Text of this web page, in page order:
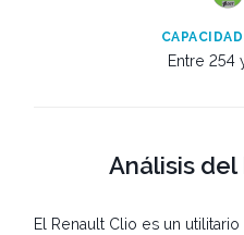
Entre 254
Análisis del
El Renault Clio es un